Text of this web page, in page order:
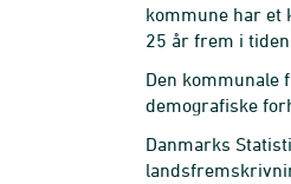
kommune har et
25 år frem i
Den kommunale
demografiske
Danmarks